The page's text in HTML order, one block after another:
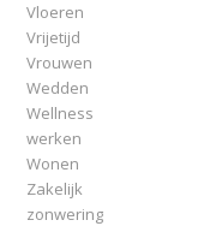
Vloeren
Vrijetijd
Vrouwen
Wedden
Wellness
werken
Wonen
Zakelijk
zonwering